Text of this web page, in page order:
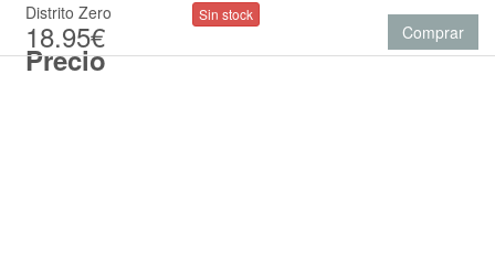
Precio
Distrito Zero
18.95€
Sin stock
Comprar